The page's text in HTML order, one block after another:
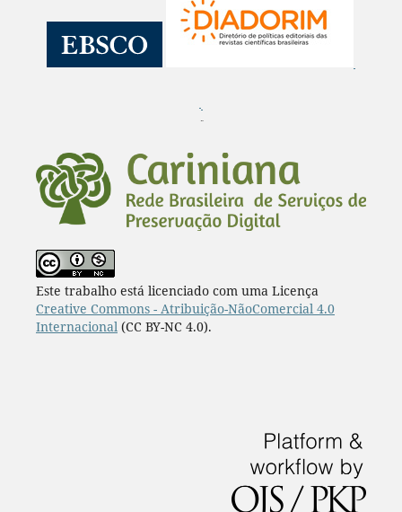
¨
Este trabalho está licenciado com uma Licença
Creative Commons - Atribuição-NãoComercial 4.0
Internacional(CC BY-NC 4.0).